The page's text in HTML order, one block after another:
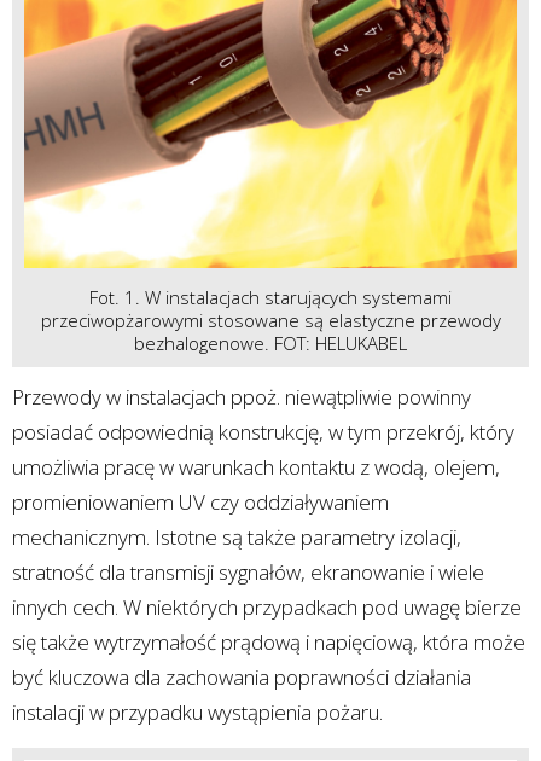
Fot. 1. W instalacjach starujących systemami
przeciwopżarowymi stosowane są elastyczne przewody
bezhalogenowe. FOT: HELUKABEL
Przewody w instalacjach ppoż. niewątpliwie powinny
posiadać odpowiednią konstrukcję, w tym przekrój, który
umożliwia pracę w warunkach kontaktu z wodą, olejem,
promieniowaniem UV czy oddziaływaniem
mechanicznym. Istotne są także parametry izolacji,
stratność dla transmisji sygnałów, ekranowanie i wiele
innych cech. W niektórych przypadkach pod uwagę bierze
się także wytrzymałość prądową i napięciową, która może
być kluczowa dla zachowania poprawności działania
instalacji w przypadku wystąpienia pożaru.